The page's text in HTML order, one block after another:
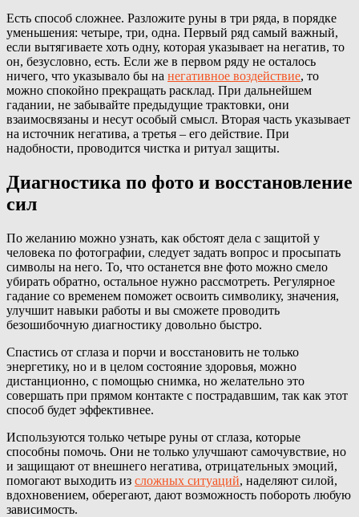
Есть способ сложнее. Разложите руны в три ряда, в порядке
уменьшения: четыре, три, одна. Первый ряд самый важный,
если вытягиваете хоть одну, которая указывает на негатив, то
он, безусловно, есть. Если же в первом ряду не осталось
ничего, что указывало бы на негативное воздействие, то
можно спокойно прекращать расклад. При дальнейшем
гадании, не забывайте предыдущие трактовки, они
взаимосвязаны и несут особый смысл. Вторая часть указывает
на источник негатива, а третья – его действие. При
надобности, проводится чистка и ритуал защиты.
Диагностика по фото и восстановление
сил
По желанию можно узнать, как обстоят дела с защитой у
человека по фотографии, следует задать вопрос и просыпать
символы на него. То, что останется вне фото можно смело
убирать обратно, остальное нужно рассмотреть. Регулярное
гадание со временем поможет освоить символику, значения,
улучшит навыки работы и вы сможете проводить
безошибочную диагностику довольно быстро.
Спастись от сглаза и порчи и восстановить не только
энергетику, но и в целом состояние здоровья, можно
дистанционно, с помощью снимка, но желательно это
совершать при прямом контакте с пострадавшим, так как этот
способ будет эффективнее.
Используются только четыре руны от сглаза, которые
способны помочь. Они не только улучшают самочувствие, но
и защищают от внешнего негатива, отрицательных эмоций,
помогают выходить из сложных ситуаций, наделяют силой,
вдохновением, оберегают, дают возможность побороть любую
зависимость.